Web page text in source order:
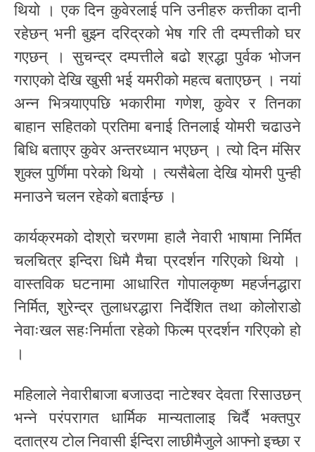
थियो । एक दिन कुवेरलाई पनि उनीहरु कत्तीका दानी
रहेछन् भनी बुझ्न दरिद्रको भेष गरि ती दम्पत्तीको घर
गएछन् । सुचन्द्र दम्पत्तीले बढो श्रद्धा पुर्वक भोजन
गराएको देखि खुसी भई यमरीको महत्व बताएछन् । नयां
अन्न भित्र्याएपछि भकारीमा गणेश, कुवेर र तिनका
बाहान सहितको प्रतिमा बनाई तिनलाई योमरी चढाउने
बिधि बताएर कुवेर अन्तरध्यान भएछन् । त्यो दिन मंसिर
शुक्ल पुर्णिमा परेको थियो । त्यसैबेला देखि योमरी पुन्ही
मनाउने चलन रहेको बताईन्छ ।
कार्यक्रमको दोश्रो चरणमा हालै नेवारी भाषामा निर्मित
चलचित्र इन्दिरा धिमै मैचा प्रदर्शन गरिएको थियो ।
वास्तविक घटनामा आधारित गोपालकृष्ण महर्जनद्धारा
निर्मित, शुरेन्द्र तुलाधरद्धारा निर्देशित तथा कोलोराडो
नेवाःखल सहःनिर्माता रहेको फिल्म प्रदर्शन गरिएको हो
।
महिलाले नेवारीबाजा बजाउदा नाटेश्वर देवता रिसाउछन्
भन्ने परंपरागत धार्मिक मान्यतालाइ चिर्दै भक्तपुर
दतात्रय टोल निवासी ईन्दिरा लाछीमैजुले आफ्नो इच्छा र